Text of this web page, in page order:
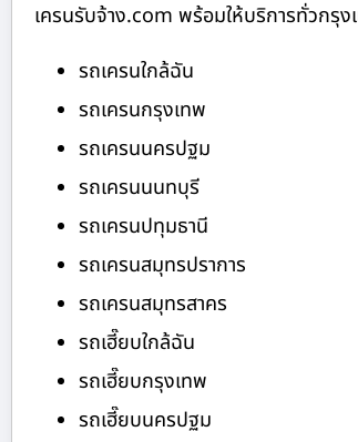
เครนรับจ้าง.com พร้อมให้บริการทั่วกรุง
รถเครนใกล้ฉัน
รถเครนกรุงเทพ
รถเครนนครปฐม
รถเครนนนทบุรี
รถเครนปทุมธานี
รถเครนสมุทรปราการ
รถเครนสมุทรสาคร
รถเฮี๊ยบใกล้ฉัน
รถเฮี๊ยบกรุงเทพ
รถเฮี๊ยบนครปฐม